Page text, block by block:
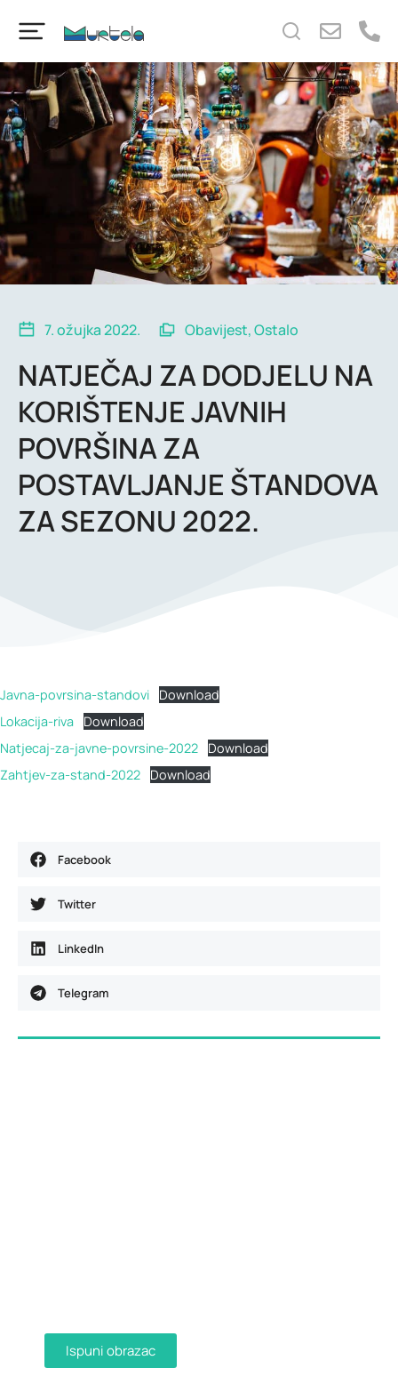
7. ožujka 2022. Obavijest,Ostalo
NATJEČAJ ZA DODJELU NA
KORIŠTENJE JAVNIH
POVRŠINA ZA
POSTAVLJANJE ŠTANDOVA
ZA SEZONU 2022.
Javna-povrsina-standovi
Download
Lokacija-riva
Download
Natjecaj-za-javne-povrsine-2022
Download
Zahtjev-za-stand-2022
Download
Facebook
Twitter
LinkedIn
Telegram
Ispuni obrazac